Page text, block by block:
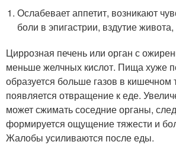
Ослабевает аппетит, возникают
боли в эпигастрии, вздутие
Циррозная печень или орган с
меньше желчных кислот. Пища хуже
образуется больше газов в кишечном
появляется отвращение к еде.
может сжимать соседние органы,
формируется ощущение тяжести и
Жалобы усиливаются после еды.